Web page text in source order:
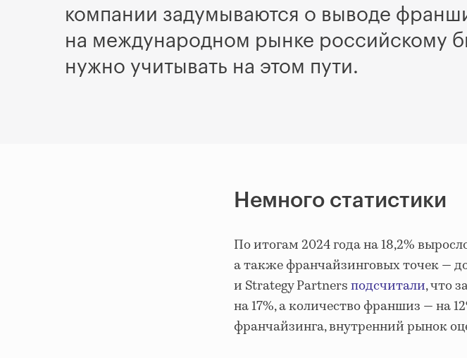
компании задумываются о выводе
на международном рынке российскому
нужно учитывать на этом пути.
Немного статистики
По итогам 2024 года на 18,2%
а также франчайзинговых точек — до
и Strategy Partnersподсчитали, что
на 17%, а количество франшиз — на
франчайзинга, внутренний рынок